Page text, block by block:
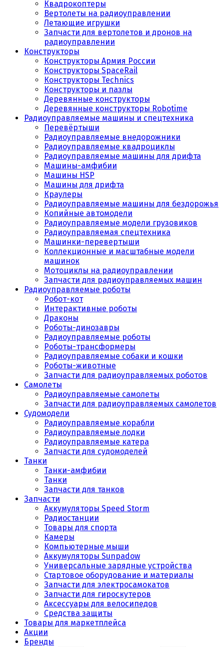
Квадрокоптеры
Вертолеты на радиоуправлении
Летающие игрушки
Запчасти для вертолетов и дронов на
радиоуправлении
Конструкторы
Конструкторы Армия России
Конструкторы SpaceRail
Конструкторы Technics
Конструкторы и пазлы
Деревянные конструкторы
Деревянные конструкторы Robotime
Радиоуправляемые машины и спецтехника
Перевёртыши
Радиоуправляемые внедорожники
Радиоуправляемые квадроциклы
Радиоуправляемые машины для дрифта
Машины-амфибии
Машины HSP
Машины для дрифта
Краулеры
Радиоуправляемые машины для бездорожья
Копийные автомодели
Радиоуправляемые модели грузовиков
Радиоуправляемая спецтехника
Машинки-перевертыши
Коллекционные и масштабные модели
машинок
Мотоциклы на радиоуправлении
Запчасти для радиоуправляемых машин
Радиоуправляемые роботы
Робот-кот
Интерактивные роботы
Драконы
Роботы-динозавры
Радиоуправляемые роботы
Роботы-трансформеры
Радиоуправляемые собаки и кошки
Роботы-животные
Запчасти для радиоуправляемых роботов
Самолеты
Радиоуправляемые самолеты
Запчасти для радиоуправляемых самолетов
Судомодели
Радиоуправляемые корабли
Радиоуправляемые лодки
Радиоуправляемые катера
Запчасти для судомоделей
Танки
Танки-амфибии
Танки
Запчасти для танков
Запчасти
Аккумуляторы Speed Storm
Радиостанции
Товары для спорта
Камеры
Компьютерные мыши
Аккумуляторы Sunpadow
Универсальные зарядные устройства
Стартовое оборудование и материалы
Запчасти для электросамокатов
Запчасти для гироскутеров
Аксессуары для велосипедов
Средства защиты
Товары для маркетплейса
Акции
Бренды